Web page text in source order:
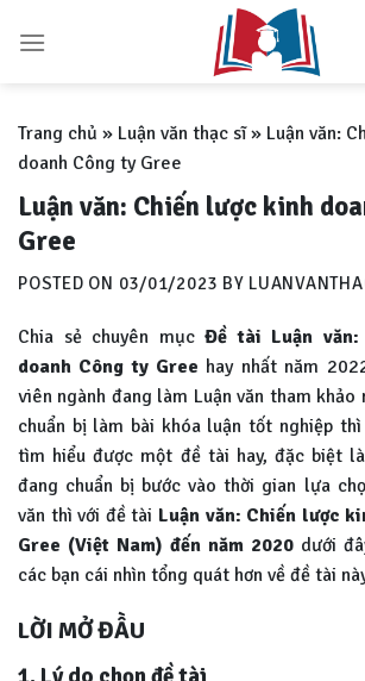
Trang chủ » Luận văn thạc sĩ» Luận văn:
doanh Công ty Gree
Luận văn: Chiến lược kinh
Gree
POSTED ON 03/01/2023 BY
Chia sẻ chuyên mụcĐề tài Luận văn:
doanh Công ty Gree hay nhất năm
viên ngành đang làm Luận văn tham khảo
chuẩn bị làm bài khóa luận tốt nghiệp
tìm hiểu được một đề tài hay, đặc biệt
đang chuẩn bị bước vào thời gian lựa
văn thì với đề tài Luận văn: Chiến lược
Gree (Việt Nam) đến năm 2020 dưới
các bạn cái nhìn tổng quát hơn về đề tài
LỜI MỞ ĐẦU